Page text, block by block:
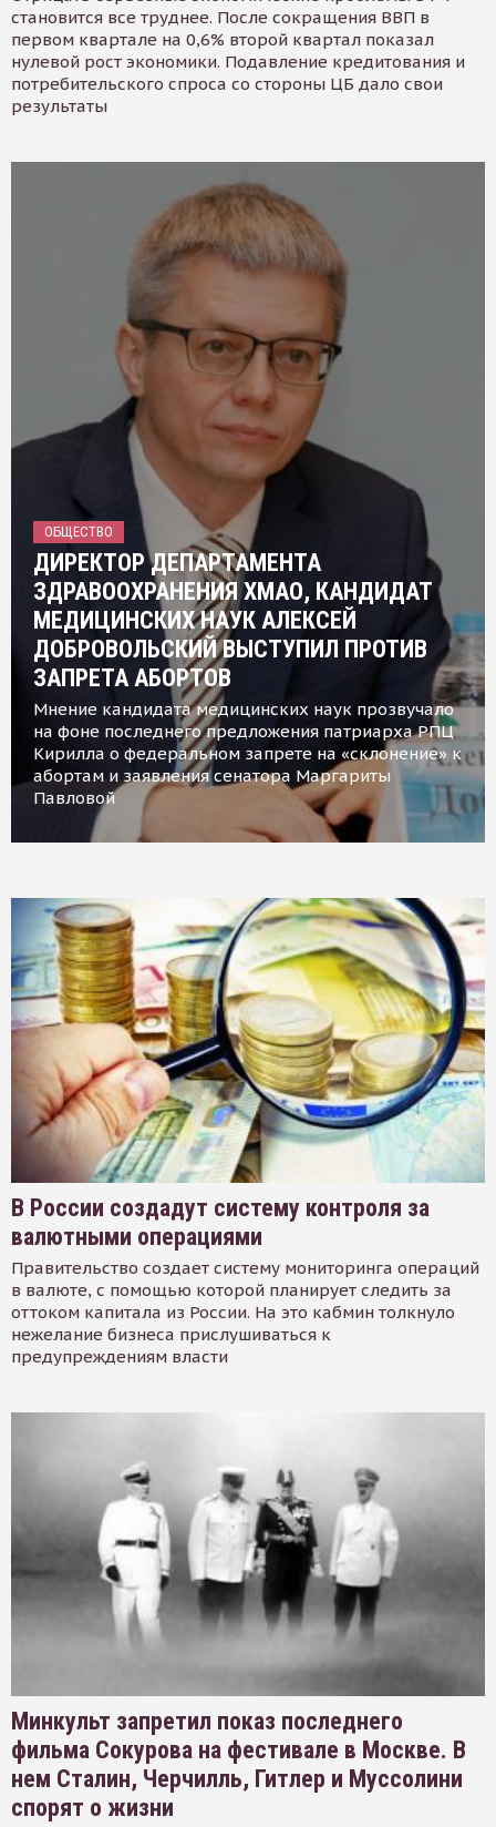
становится все труднее. После сокращения ВВП в
первом квартале на 0,6% второй квартал показал
нулевой рост экономики. Подавление кредитования и
потребительского спроса со стороны ЦБ дало свои
результаты
ОБЩЕСТВО
ДИРЕКТОР ДЕПАРТАМЕНТА
ЗДРАВООХРАНЕНИЯ ХМАО, КАНДИДАТ
МЕДИЦИНСКИХ НАУК АЛЕКСЕЙ
ДОБРОВОЛЬСКИЙ ВЫСТУПИЛ ПРОТИВ
ЗАПРЕТА АБОРТОВ
Мнение кандидата медицинских наук прозвучало
на фоне последнего предложения патриарха РПЦ
Кирилла о федеральном запрете на «склонение» к
абортам и заявления сенатора Маргариты
Павловой
В России создадут систему контроля за
валютными операциями
Правительство создает систему мониторинга операций
в валюте, с помощью которой планирует следить за
оттоком капитала из России. На это кабмин толкнуло
нежелание бизнеса прислушиваться к
предупреждениям власти
Минкульт запретил показ последнего
фильма Сокурова на фестивале в Москве. В
нем Сталин, Черчилль, Гитлер и Муссолини
спорят о жизни